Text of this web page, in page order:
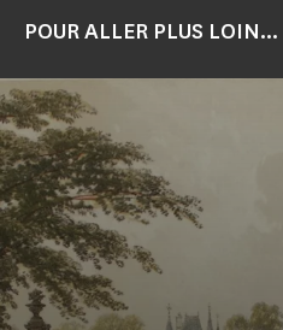
POUR ALLER PLUS LOIN...